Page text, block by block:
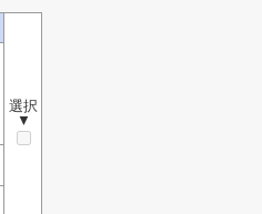
選択
▼